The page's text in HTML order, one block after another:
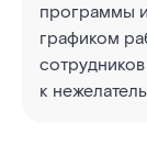
программы
графиком
к